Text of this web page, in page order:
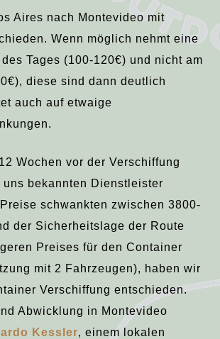
Aires nach Montevideo mit
Wenn möglich nehmt eine
Tages (100-120€) und nicht am
diese sind dann deutlich
auch auf etwaige
Wochen vor der Verschiffung
bekannten Dienstleister
schwankten zwischen 3800-
der Sicherheitslage der Route
Preises für den Container
mit 2 Fahrzeugen), haben wir
Verschiffung entschieden.
Abwicklung in Montevideo
Kessler, einem lokalen